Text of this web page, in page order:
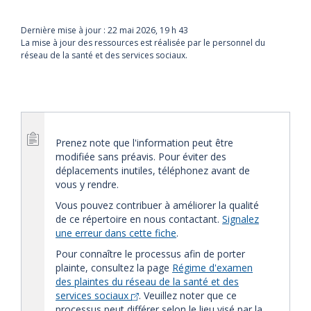
Dernière mise à jour : 22 mai 2026, 19 h 43
La mise à jour des ressources est réalisée par le personnel du
réseau de la santé et des services sociaux.
Prenez note que l'information peut être
modifiée sans préavis. Pour éviter des
déplacements inutiles, téléphonez avant de
vous y rendre.
Vous pouvez contribuer à améliorer la qualité
de ce répertoire en nous contactant. Signalez
une erreur dans cette fiche.
Pour connaître le processus afin de porter
plainte, consultez la page Régime d'examen
des plaintes du réseau de la santé et des
services sociaux
. Veuillez noter que ce